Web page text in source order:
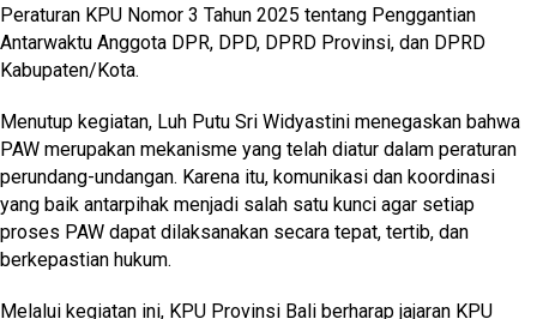
Peraturan KPU Nomor 3 Tahun 2025 tentang Penggantian
Antarwaktu Anggota DPR, DPD, DPRD Provinsi, dan DPRD
Kabupaten/Kota.
Menutup kegiatan, Luh Putu Sri Widyastini menegaskan bahwa
PAW merupakan mekanisme yang telah diatur dalam peraturan
perundang-undangan. Karena itu, komunikasi dan koordinasi
yang baik antarpihak menjadi salah satu kunci agar setiap
proses PAW dapat dilaksanakan secara tepat, tertib, dan
berkepastian hukum.
Melalui kegiatan ini, KPU Provinsi Bali berharap jajaran KPU